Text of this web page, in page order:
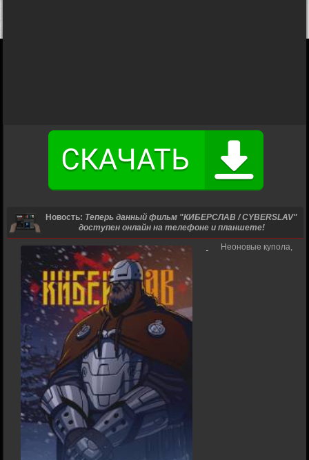
Новость: Теперь данный фильм "КИБЕРСЛАВ / CYBERSLAV"
доступен онлайн на телефоне и планшете!
Неоновые купола,